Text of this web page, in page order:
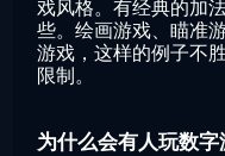
戏风格。有经典的加
些。绘画游戏、瞄准
游戏，这样的例子不
限制。
为什么会有人玩数字